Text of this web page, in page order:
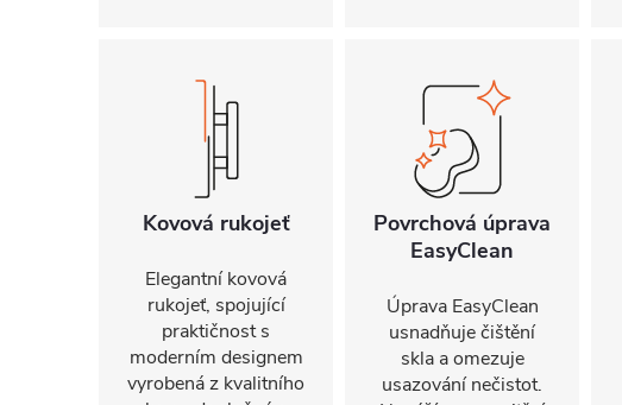
Kovová rukojeť
Elegantní kovová
rukojeť, spojující
praktičnost s
moderním designem
vyrobená z kvalitního
Povrchová úprava
EasyClean
Úprava EasyClean
usnadňuje čištění
skla a omezuje
usazování nečistot.